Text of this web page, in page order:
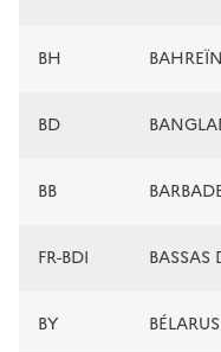
BH BAHREÏN
BD
BB
FR-BDI BASSAS
BY BÉLARUS